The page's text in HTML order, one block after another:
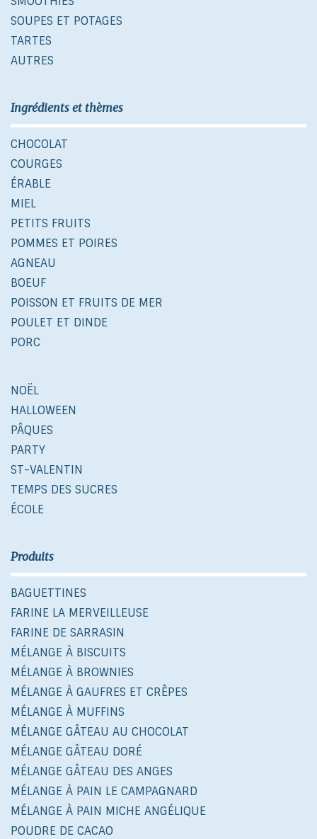
SOUPES ET POTAGES
TARTES
AUTRES
Ingrédients et thèmes
CHOCOLAT
COURGES
ÉRABLE
MIEL
PETITS FRUITS
POMMES ET POIRES
AGNEAU
BOEUF
POISSON ET FRUITS DE MER
POULET ET DINDE
PORC
NOËL
HALLOWEEN
PÂQUES
PARTY
ST-VALENTIN
TEMPS DES SUCRES
ÉCOLE
Produits
BAGUETTINES
FARINE LA MERVEILLEUSE
FARINE DE SARRASIN
MÉLANGE À BISCUITS
MÉLANGE À BROWNIES
MÉLANGE À GAUFRES ET CRÊPES
MÉLANGE À MUFFINS
MÉLANGE GÂTEAU AU CHOCOLAT
MÉLANGE GÂTEAU DORÉ
MÉLANGE GÂTEAU DES ANGES
MÉLANGE À PAIN LE CAMPAGNARD
MÉLANGE À PAIN MICHE ANGÉLIQUE
POUDRE DE CACAO